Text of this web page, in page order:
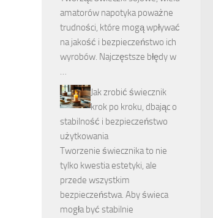
amatorów napotyka poważne
trudności, które mogą wpływać
na jakość i bezpieczeństwo ich
wyrobów. Najczęstsze błędy w
…
Jak zrobić świecznik
krok po kroku, dbając o
stabilność i bezpieczeństwo
użytkowania
Tworzenie świecznika to nie
tylko kwestia estetyki, ale
przede wszystkim
bezpieczeństwa. Aby świeca
mogła być stabilnie